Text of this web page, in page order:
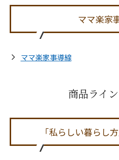
ママ楽家
ママ楽家事導線
商品ライ
「私らしい暮らし